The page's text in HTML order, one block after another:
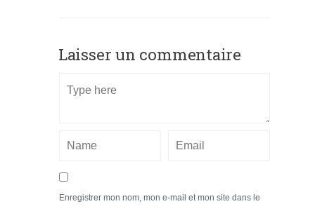
Laisser un commentaire
Enregistrer mon nom, mon e-mail et mon site dans le